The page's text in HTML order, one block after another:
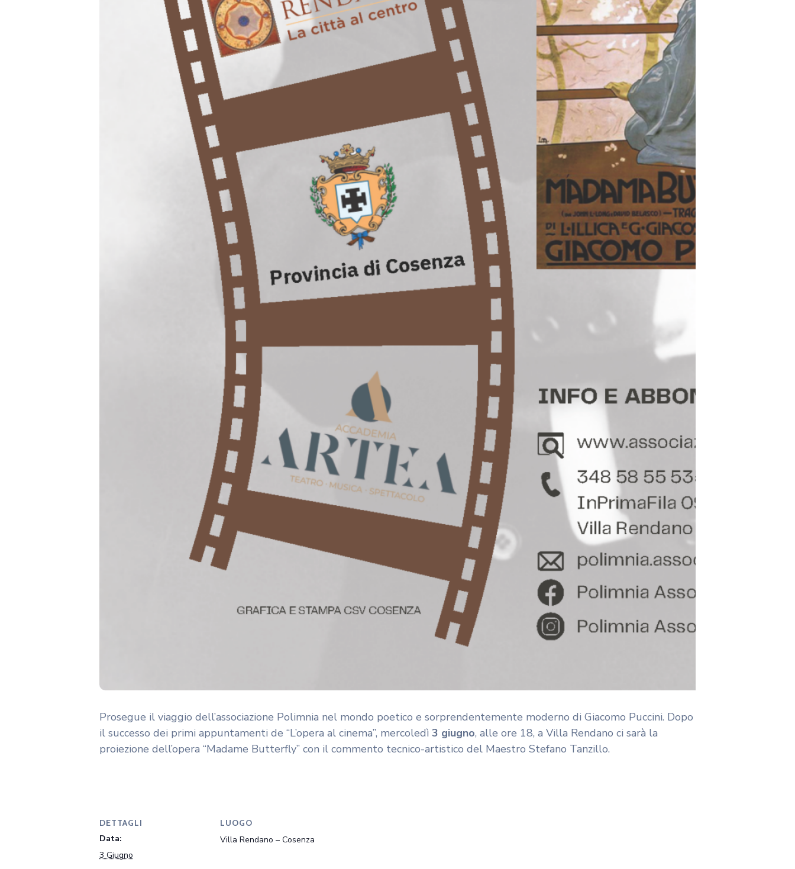
Prosegue il viaggio dell’associazione Polimnia nel mondo poetico e sorprendentemente moderno di Giacomo Puccini. Dopo
il successo dei primi appuntamenti de “L’opera al cinema”, mercoledì 3 giugno, alle ore 18, a Villa Rendano ci sarà la
proiezione dell’opera “Madame Butterfly” con il commento tecnico-artistico del Maestro Stefano Tanzillo.
DETTAGLI
Data:
3 Giugno
LUOGO
Villa Rendano – Cosenza